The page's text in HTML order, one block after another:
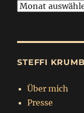
Archiv
STEFFI
Über mich
Presse